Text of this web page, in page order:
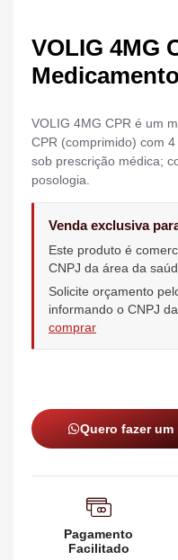
VOLIG 4MG
VOLIG 4MG CPR é um
CPR (comprimido) com
sob prescrição médica;
posologia.
Venda exclusiva
Este produto é
CNPJ da área da
Solicite orçamento
informando o CNPJ
comprar
Quero fazer um
Pagamento
Facilitado